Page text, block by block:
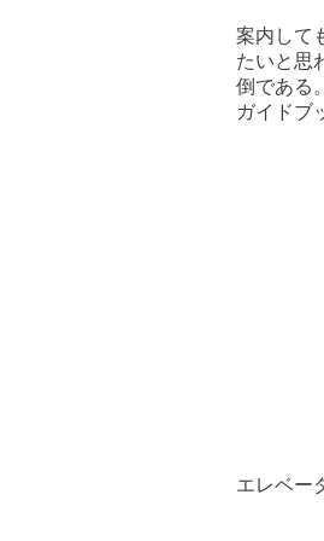
案内して
たいと思
倒である
ガイドブ
エレベー